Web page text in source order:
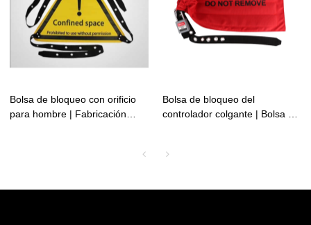
Bolsa de bloqueo con orificio
para hombre | Fabricación
Bolsa de bloqueo del
controlador colgante | Bolsa de
de Lita Lock